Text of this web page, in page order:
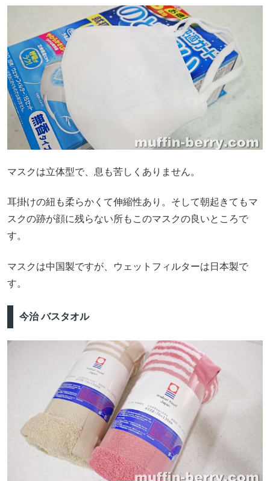
マスクは立体型で、息も苦しくありません。
耳掛けの紐も柔らかくて伸縮性あり。そして朝起きてもマ
スクの跡が顔に残らない所もこのマスクの良いところで
す。
マスクは中国製ですが、ウェットフィルターは日本製で
す。
今治 バスタオル